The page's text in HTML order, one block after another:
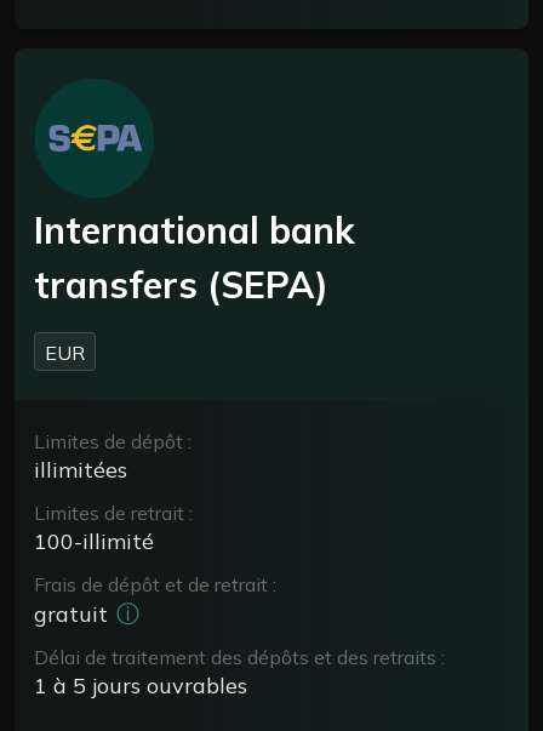
International bank
transfers (SEPA)
EUR
Limites de dépôt :
illimitées
Limites de retrait :
100-illimité
Frais de dépôt et de retrait :
gratuit ⓘ
Délai de traitement des dépôts et des retraits :
1 à 5 jours ouvrables